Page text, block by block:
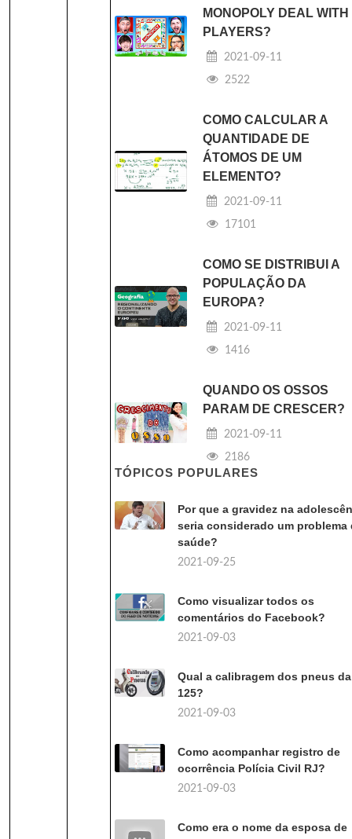
MONOPOLY DEAL WITH
PLAYERS?
2021-09-11
2522
COMO CALCULAR A
QUANTIDADE DE
ÁTOMOS DE UM
ELEMENTO?
2021-09-11
17101
COMO SE DISTRIBUI A
POPULAÇÃO DA
EUROPA?
2021-09-11
1416
QUANDO OS OSSOS
PARAM DE CRESCER?
2021-09-11
2186
TÓPICOS POPULARES
Por que a gravidez na
seria considerado um problema
saúde?
2021-09-25
Como visualizar todos os
comentários do Facebook?
2021-09-03
Qual a calibragem dos pneus
125?
2021-09-03
Como acompanhar registro de
ocorrência Polícia Civil RJ?
2021-09-03
Como era o nome da esposa de